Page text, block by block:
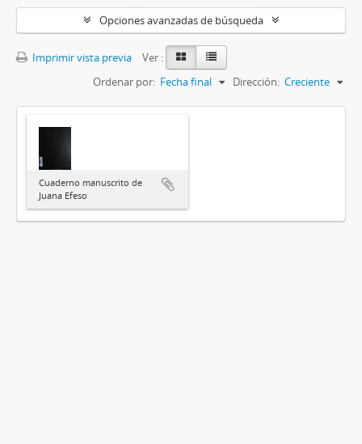
Opciones avanzadas de búsqueda
Imprimir vista previa
Ver :
Ordenar por: Fecha final Dirección: Creciente
Cuaderno manuscrito de
Juana Efeso